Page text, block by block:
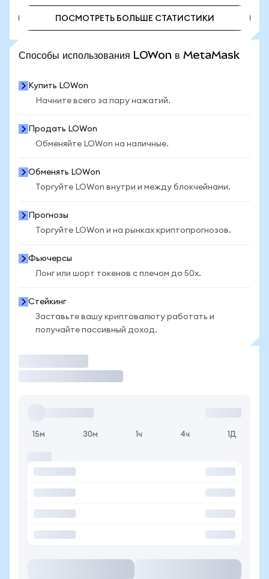
ПОСМОТРЕТЬ БОЛЬШЕ СТАТИСТИКИ
Способы использования LOWon в MetaMask
Купить LOWon
Начните всего за пару нажатий.
Продать LOWon
Обменяйте LOWon на наличные.
Обменять LOWon
Торгуйте LOWon внутри и между блокчейнами.
Прогнозы
Торгуйте LOWon и на рынках криптопрогнозов.
Фьючерсы
Лонг или шорт токенов с плечом до 50x.
Стейкинг
Заставьте вашу криптовалюту работать и
получайте пассивный доход.
15м 30м 1ч 4ч 1Д